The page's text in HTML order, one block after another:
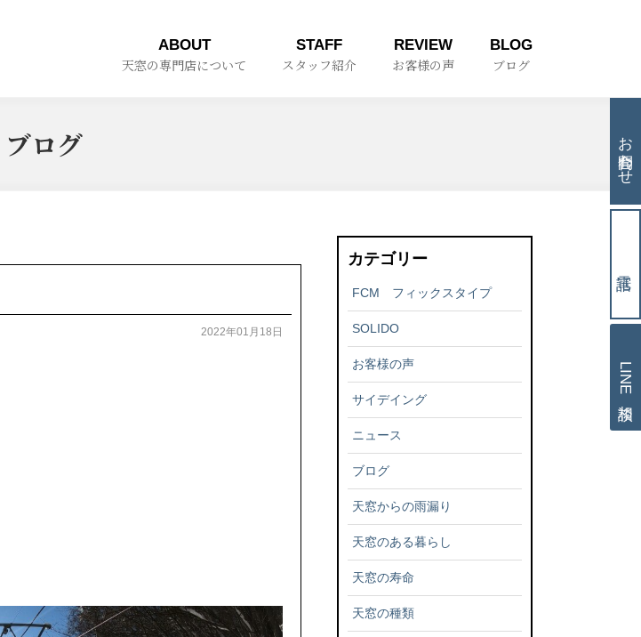
ABOUT
天窓の専門店について
STAFF
スタッフ紹介
REVIEW
お客様の声
BLOG
ブログ
お問合わせ
LINE相談
ブログ
2022年01月18日
カテゴリー
FCM フィックスタイプ
SOLIDO
お客様の声
サイデイング
ニュース
ブログ
天窓からの雨漏り
天窓のある暮らし
天窓の寿命
天窓の種類